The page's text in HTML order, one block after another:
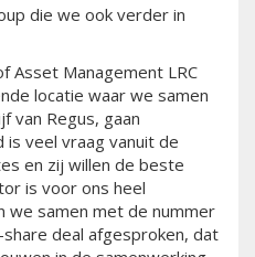
die we ook verder in
Asset Management LRC
locatie waar we samen
van Regus, gaan
veel vraag vanuit de
en zij willen de beste
is voor ons heel
we samen met de nummer
deal afgesproken, dat